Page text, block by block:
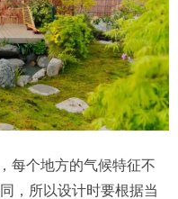
每个地方的气候特征不
，所以设计时要根据当